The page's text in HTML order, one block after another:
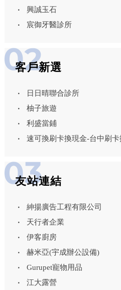
興誠玉石
宸御牙醫診所
客戶新選
日日晴聯合診所
柚子旅遊
利盛當鋪
速可換刷卡換現金-台中刷卡
友站連結
紳揚廣告工程有限公司
天行者企業
伊客廚房
赫米亞(宇成辦公設備)
Gurupet寵物用品
江大露營